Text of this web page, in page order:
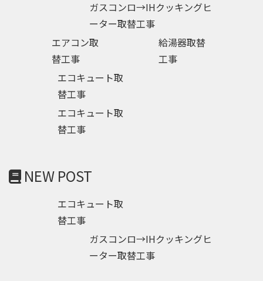
ガスコンロ→IHクッキングヒ
ーター取替工事
エアコン取
替工事
給湯器取替
工事
エコキュート取
替工事
エコキュート取
替工事
NEW POST
エコキュート取
替工事
ガスコンロ→IHクッキングヒ
ーター取替工事